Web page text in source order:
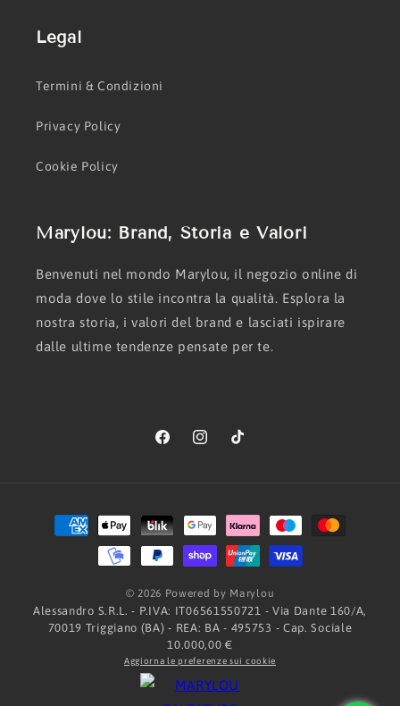
Legal
Termini & Condizioni
Privacy Policy
Cookie Policy
Marylou: Brand, Storia e Valori
Benvenuti nel mondo Marylou, il negozio online di
moda dove lo stile incontra la qualità. Esplora la
nostra storia, i valori del brand e lasciati ispirare
dalle ultime tendenze pensate per te.
FacebookInstagramTikTok
Metodi
di
pagamento
© 2026 Powered by Marylou
Alessandro S.R.L. - P.IVA: IT06561550721 - Via Dante 160/A,
70019 Triggiano (BA) - REA: BA - 495753 - Cap. Sociale
10.000,00 €
Aggiorna le preferenze sui cookie